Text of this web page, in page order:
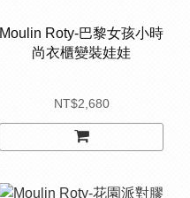
Moulin Roty-巴黎女孩小時
尚衣櫃變裝娃娃
NT$2,680